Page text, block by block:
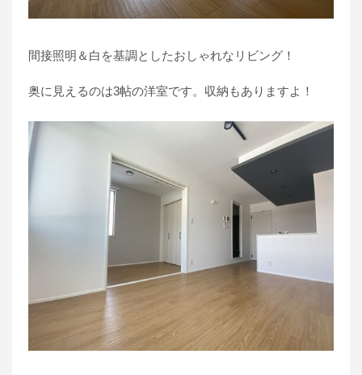
間接照明＆白を基調としたおしゃれなリビング！
奥に見えるのは3帖の洋室です。収納もありますよ！